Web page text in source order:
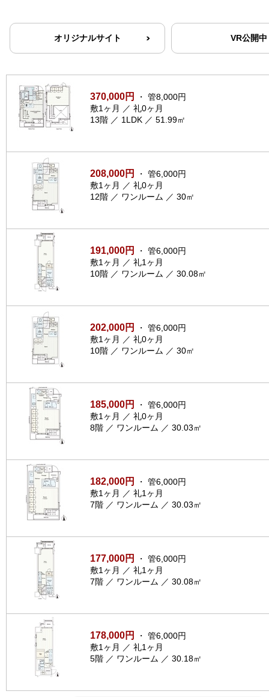
オリジナルサイト VR公開中
370,000円
・ 管8,000円
敷1ヶ月 ／ 礼0ヶ月
13階 ／ 1LDK ／ 51.99㎡
208,000円
・ 管6,000円
敷1ヶ月 ／ 礼0ヶ月
12階 ／ ワンルーム ／ 30㎡
191,000円
・ 管6,000円
敷1ヶ月 ／ 礼1ヶ月
10階 ／ ワンルーム ／ 30.08㎡
202,000円
・ 管6,000円
敷1ヶ月 ／ 礼0ヶ月
10階 ／ ワンルーム ／ 30㎡
185,000円
・ 管6,000円
敷1ヶ月 ／ 礼0ヶ月
8階 ／ ワンルーム ／ 30.03㎡
182,000円
・ 管6,000円
敷1ヶ月 ／ 礼1ヶ月
7階 ／ ワンルーム ／ 30.03㎡
177,000円
・ 管6,000円
敷1ヶ月 ／ 礼1ヶ月
7階 ／ ワンルーム ／ 30.08㎡
178,000円
・ 管6,000円
敷1ヶ月 ／ 礼1ヶ月
5階 ／ ワンルーム ／ 30.18㎡